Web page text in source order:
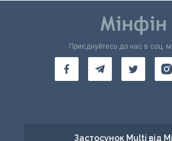
Приєднуйтесь до нас в соц.
Застосунок Multi від